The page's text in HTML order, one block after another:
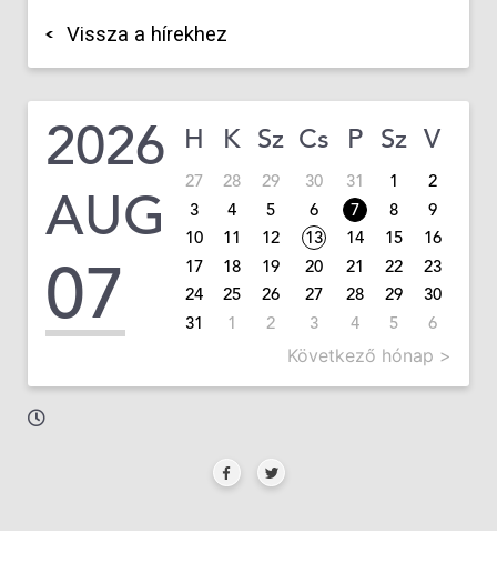
Vissza a hírekhez
2026
AUG
07
H K Sz Cs P Sz V
27 28 29 30 31 1
2
3
4 5 6 7 8
9
10
11 12 13 14 15
16
17
18 19 20 21 22
23
24
25 26 27 28 29
30
31
1 2 3 4 5 6
Következő hónap >